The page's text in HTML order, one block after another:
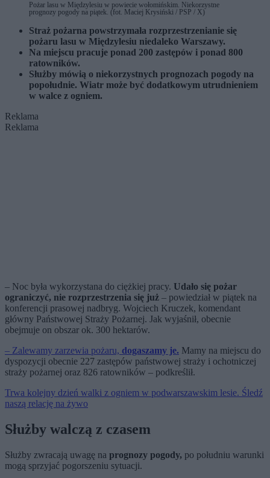
Pożar lasu w Międzylesiu w powiecie wołomińskim. Niekorzystne
prognozy pogody na piątek. (fot. Maciej Krysiński / PSP / X)
Straż pożarna powstrzymała rozprzestrzenianie się
pożaru lasu w Międzylesiu niedaleko Warszawy.
Na miejscu pracuje ponad 200 zastępów i ponad 800
ratowników.
Służby mówią o niekorzystnych prognozach pogody na
popołudnie. Wiatr może być dodatkowym utrudnieniem
w walce z ogniem.
Reklama
Reklama
– Noc była wykorzystana do ciężkiej pracy. Udało się pożar
ograniczyć, nie rozprzestrzenia się już – powiedział w piątek na
konferencji prasowej nadbryg. Wojciech Kruczek, komendant
główny Państwowej Straży Pożarnej. Jak wyjaśnił, obecnie
obejmuje on obszar ok. 300 hektarów.
– Zalewamy zarzewia pożaru, dogaszamy je. Mamy na miejscu do
dyspozycji obecnie 227 zastępów państwowej straży i ochotniczej
straży pożarnej oraz 826 ratowników – podkreślił.
Trwa kolejny dzień walki z ogniem w podwarszawskim lesie. Śledź
naszą relację na żywo
Służby walczą z czasem
Służby zwracają uwagę na prognozy pogody, po południu warunki
mogą sprzyjać pogorszeniu sytuacji.